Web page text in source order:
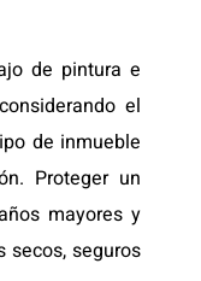
de pintura e
el
de inmueble
Proteger un
mayores y
secos, seguros